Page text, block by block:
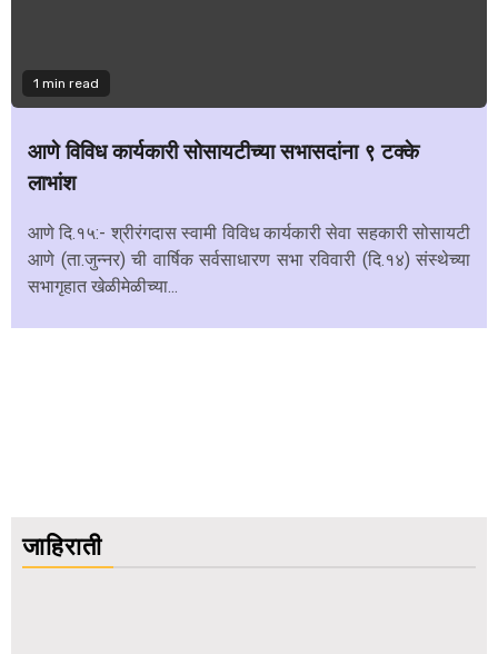
1 min read
आणे विविध कार्यकारी सोसायटीच्या सभासदांना ९ टक्के
लाभांश
आणे दि.१५:- श्रीरंगदास स्वामी विविध कार्यकारी सेवा सहकारी सोसायटी
आणे (ता.जुन्नर) ची वार्षिक सर्वसाधारण सभा रविवारी (दि.१४) संस्थेच्या
सभागृहात खेळीमेळीच्या...
जाहिराती